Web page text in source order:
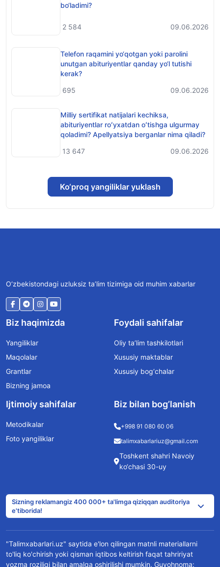
bo‘ladimi?
2 584 09.06.2026
Telefon raqamini yo‘qotgan yoki parolini
unutgan abituriyentlar qanday yo‘l tutishi
kerak?
695
09.06.2026
Milliy sertifikat natijalari kechiksa,
abituriyentlar roʻyxatdan oʻtishga ulgurmay
qoladimi? Apellyatsiya berganlar nima qiladi?
13 647
09.06.2026
Ko‘proq yangiliklar yuklash
O‘zbekistondagi uzluksiz ta’lim tizimiga oid muhim xabarlar
Biz haqimizda
Yangiliklar
Maqolalar
Grantlar
Bizning jamoa
Foydali sahifalar
Oliy ta’lim tashkilotlari
Xususiy maktablar
Xususiy bog‘chalar
Ijtimoiy sahifalar
Metodikalar
Foto yangiliklar
Biz bilan bog’lanish
+998 91 080 60 06
talimxabarlariuz@gmail.com
Toshkent shahri Navoiy
ko‘chasi 30-uy
Sizning reklamangiz 400 000+ ta'limga qiziqqan auditoriya
e'tiborida!
"Talimxabarlari.uz" saytida e'lon qilingan matnli materiallarni
to'liq ko'chirish yoki qisman iqtibos keltirish faqat tahririyat
yozma roziligi bilan amalga oshirilishi mumkin. Guvohnoma: